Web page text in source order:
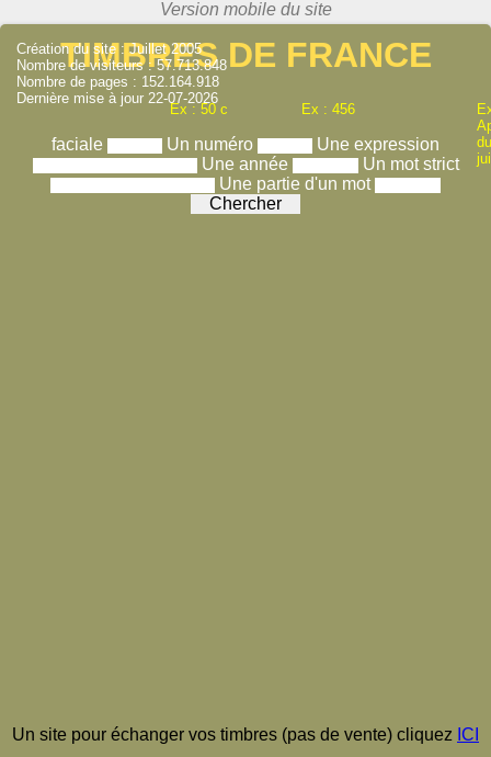
TIMBRES DE FRANCE
Ex : 50 c Ex : 456
faciale Un numéro
Une expression
Une année
Un mot strict
Une partie d'un mot
Création du site : Juillet 2005
Nombre de visiteurs : 57.713.848
Nombre de pages : 152.164.918
Dernière mise à jour 22-07-2026
Un site pour échanger vos timbres (pas de vente) cliquez ICI